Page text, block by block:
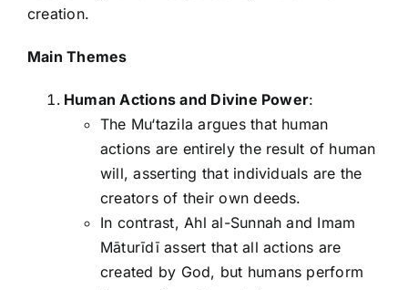
creation.
Main Themes
Human Actions and Divine Power:
The Mu‘tazila argues that human
actions are entirely the result of human
will, asserting that individuals are the
creators of their own deeds.
In contrast, Ahl al-Sunnah and Imam
Māturīdī assert that all actions are
created by God, but humans perform